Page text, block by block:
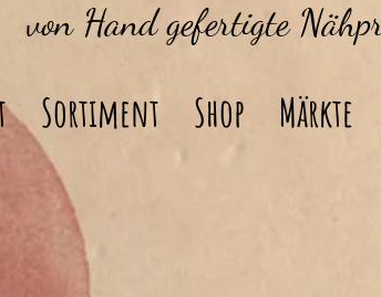
von Hand gefertigte
Sortiment Shop Märkte